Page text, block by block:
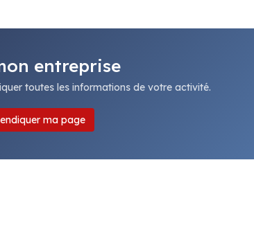
entreprise
toutes les informations de votre activité.
ma page